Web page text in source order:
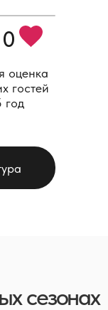
оценка
гостей
год